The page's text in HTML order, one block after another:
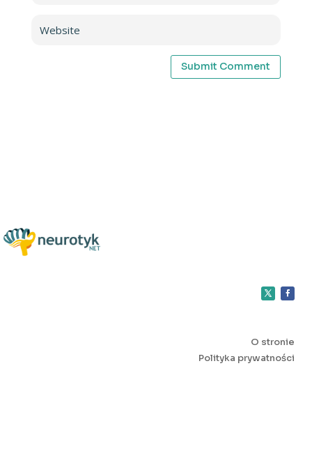
Submit Comment
O stronie
Polityka prywatności